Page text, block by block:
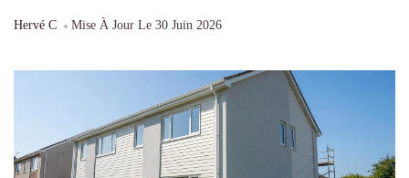
Hervé C Mise À Jour Le 30 Juin 2026